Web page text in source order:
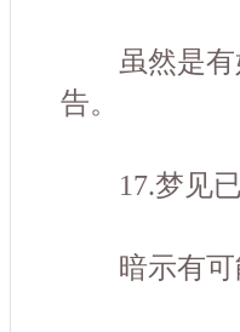
虽然是有
告。
17.梦见已
暗示有可